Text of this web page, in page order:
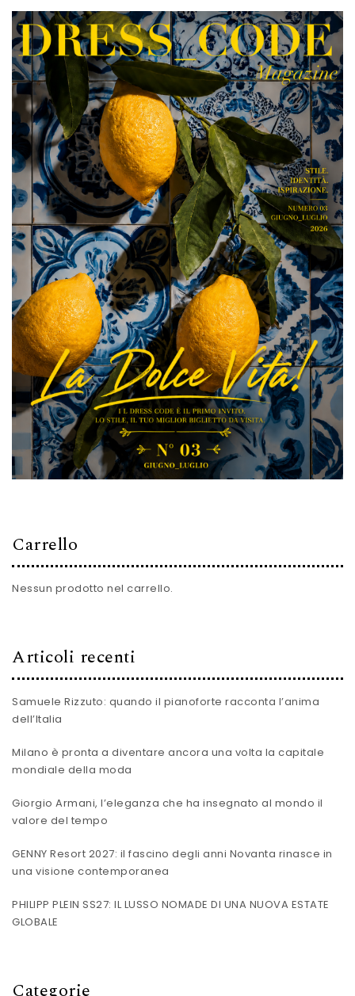
Carrello
Nessun prodotto nel carrello.
Articoli recenti
Samuele Rizzuto: quando il pianoforte racconta l’anima
dell’Italia
Milano è pronta a diventare ancora una volta la capitale
mondiale della moda
Giorgio Armani, l’eleganza che ha insegnato al mondo il
valore del tempo
GENNY Resort 2027: il fascino degli anni Novanta rinasce in
una visione contemporanea
PHILIPP PLEIN SS27: IL LUSSO NOMADE DI UNA NUOVA ESTATE
GLOBALE